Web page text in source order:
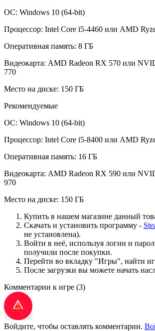
ОС: Windows 10 (64-bit)
Процессор: Intel Core i5-4460 или AMD
Оперативная память: 8 ГБ
Видеокарта: AMD Radeon RX 570 или
770
Место на диске: 150 ГБ
Рекомендуемые
ОС: Windows 10 (64-bit)
Процессор: Intel Core i5-8400 или AMD
Оперативная память: 16 ГБ
Видеокарта: AMD Radeon RX 590 или
970
Место на диске: 150 ГБ
Купить в нашем магазине данный
Скачать и установить программу -
не установлена).
Войти в неё, используя логин и
получили после покупки.
Перейти во вкладку "Игры", найти
После загрузки вы можете начать
Комментарии к игре (3)
Войдите, чтобы оставлять комментарии.